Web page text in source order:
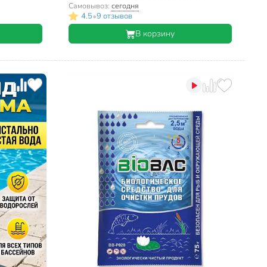
Самовывоз:сегодня
4.5•9 отзывов
В корзину